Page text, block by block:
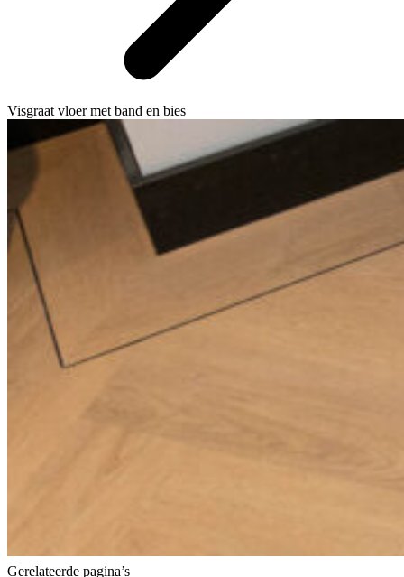
Visgraat vloer met band en bies
Gerelateerde pagina’s